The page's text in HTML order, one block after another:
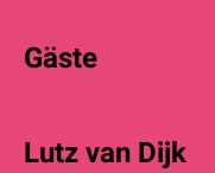
Gäste
Lutz van Dijk